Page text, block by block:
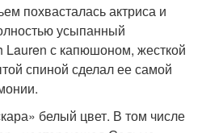
похвасталась актриса и
усыпанный
Lauren с капюшоном, жесткой
спиной сделал ее самой
белый цвет. В том числе